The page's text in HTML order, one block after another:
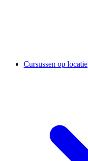
Cursussen op locatie